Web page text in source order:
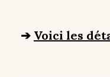
➔ Voici les